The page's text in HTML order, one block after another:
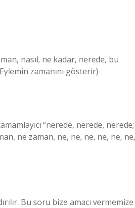
nasıl, ne kadar, nerede, bu
zamanını gösterir)
“nerede, nerede, nerede;
ne zaman, ne, ne, ne, ne, ne, ne,
Bu soru bize amacı vermemize